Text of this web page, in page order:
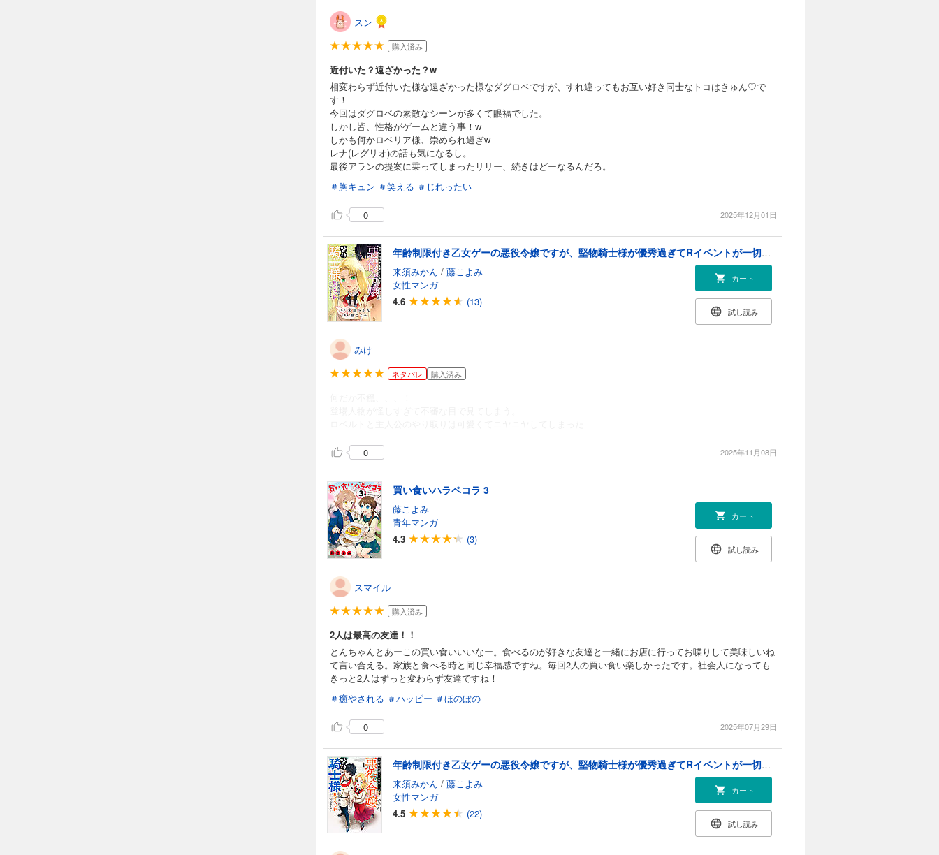
スン
購入済み
近付いた？遠ざかった？w
相変わらず近付いた様な遠ざかった様なダグロベですが、すれ違ってもお互い好き同士なトコはきゅん♡で
す！
今回はダグロベの素敵なシーンが多くて眼福でした。
しかし皆、性格がゲームと違う事！w
しかも何かロベリア様、崇められ過ぎw
レナ(レグリオ)の話も気になるし。
最後アランの提案に乗ってしまったリリー、続きはどーなるんだろ。
＃胸キュン ＃笑える ＃じれったい
0 2025年12月01日
年齢制限付き乙女ゲーの悪役令嬢ですが、堅物騎士様が優秀過ぎてRイベントが一切おきない【電子限定特典付き】 (4)
来須みかん / 藤こよみ
女性マンガ
4.6
(13)
カート
試し読み
みけ
ネタバレ 購入済み
0 2025年11月08日
買い食いハラペコラ 3
藤こよみ
青年マンガ
4.3
(3)
カート
試し読み
スマイル
購入済み
2人は最高の友達！！
とんちゃんとあーこの買い食いいいなー。食べるのが好きな友達と一緒にお店に行ってお喋りして美味しいね
て言い合える。家族と食べる時と同じ幸福感ですね。毎回2人の買い食い楽しかったです。社会人になっても
きっと2人はずっと変わらず友達ですね！
＃癒やされる ＃ハッピー ＃ほのぼの
0 2025年07月29日
年齢制限付き乙女ゲーの悪役令嬢ですが、堅物騎士様が優秀過ぎてRイベントが一切おきない (1)
来須みかん / 藤こよみ
女性マンガ
4.5
(22)
カート
試し読み